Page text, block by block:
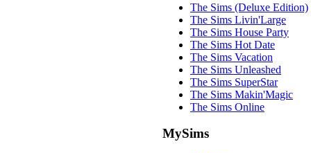
The Sims (Deluxe Edition)
The Sims Livin'Large
The Sims House Party
The Sims Hot Date
The Sims Vacation
The Sims Unleashed
The Sims SuperStar
The Sims Makin'Magic
The Sims Online
MySims